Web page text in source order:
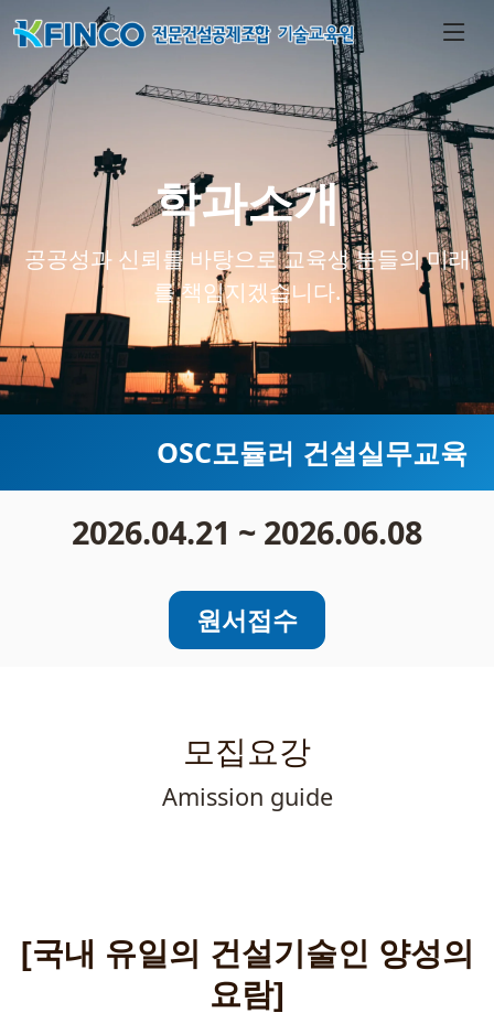
학과소개
공공성과 신뢰를 바탕으로 교육생 분들의 미래
를 책임지겠습니다.
OSC모듈러 건설실무교육
2026.04.21 ~ 2026.06.08
원서접수
모집요강
Amission guide
[국내 유일의 건설기술인 양성의
요람]